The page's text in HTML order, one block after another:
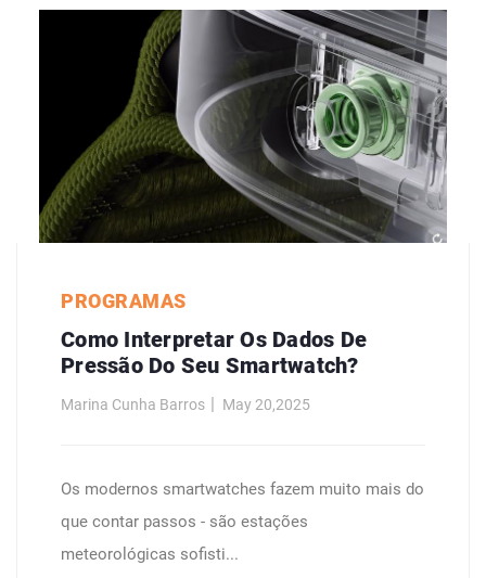
PROGRAMAS
Como Interpretar Os Dados De
Pressão Do Seu Smartwatch?
Marina Cunha Barros May 20,2025
Os modernos smartwatches fazem muito mais do
que contar passos - são estações
meteorológicas sofisti...